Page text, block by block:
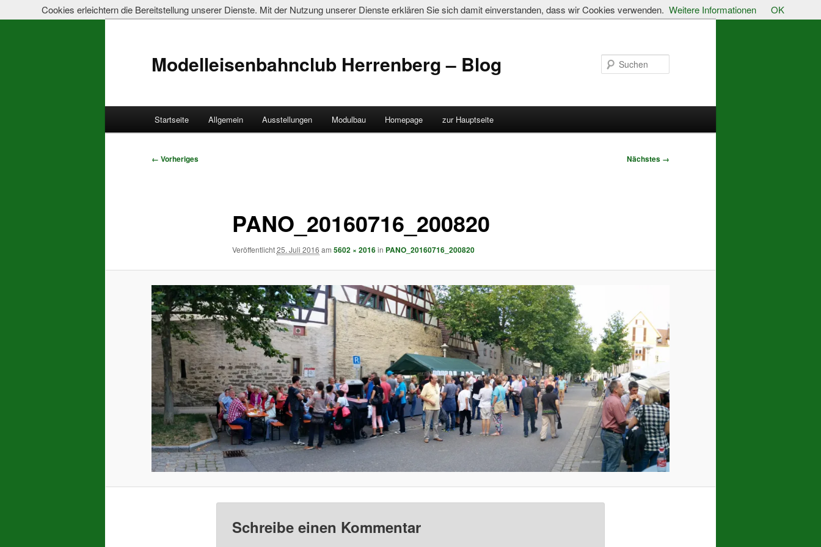
Modelleisenbahnclub Herrenberg – Blog
Zum
Startseite Allgemein Ausstellungen Modulbau Homepage zur Hauptseite
Bilder-
← Vorheriges Nächstes →
PANO_20160716_200820
Veröffentlicht25. Juli 2016 am 5602 × 2016in PANO_20160716_200820
Schreibe einen Kommentar
Cookies erleichtern die Bereitstellung unserer Dienste. Mit der Nutzung unserer Dienste erklären Sie sich damit einverstanden, dass wir Cookies verwenden. Weitere Informationen OK